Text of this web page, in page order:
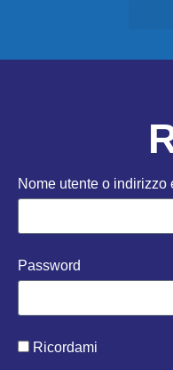
Nome utente o indirizzo
Password
Ricordami